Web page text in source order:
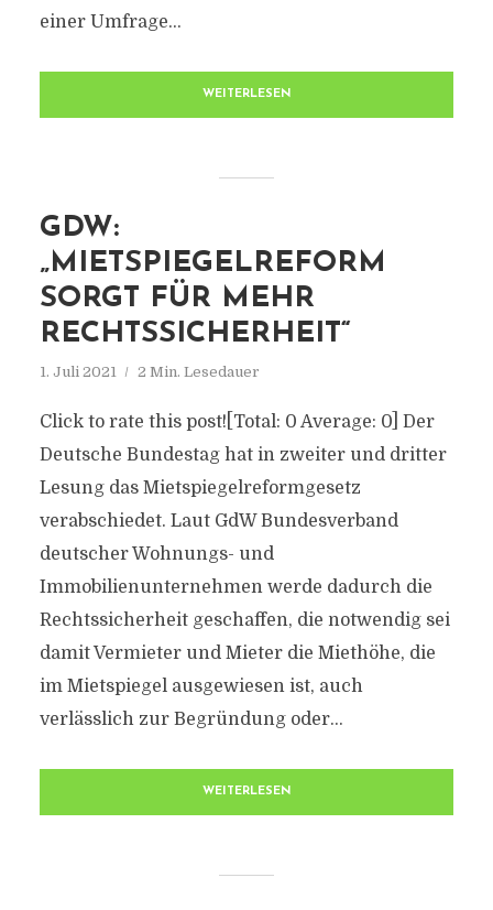
einer Umfrage...
WEITERLESEN
GDW:
„MIETSPIEGELREFORM
SORGT FÜR MEHR
RECHTSSICHERHEIT“
1. Juli 2021 2 Min. Lesedauer
Click to rate this post![Total: 0 Average: 0] Der
Deutsche Bundestag hat in zweiter und dritter
Lesung das Mietspiegelreformgesetz
verabschiedet. Laut GdW Bundesverband
deutscher Wohnungs- und
Immobilienunternehmen werde dadurch die
Rechtssicherheit geschaffen, die notwendig sei
damit Vermieter und Mieter die Miethöhe, die
im Mietspiegel ausgewiesen ist, auch
verlässlich zur Begründung oder...
WEITERLESEN